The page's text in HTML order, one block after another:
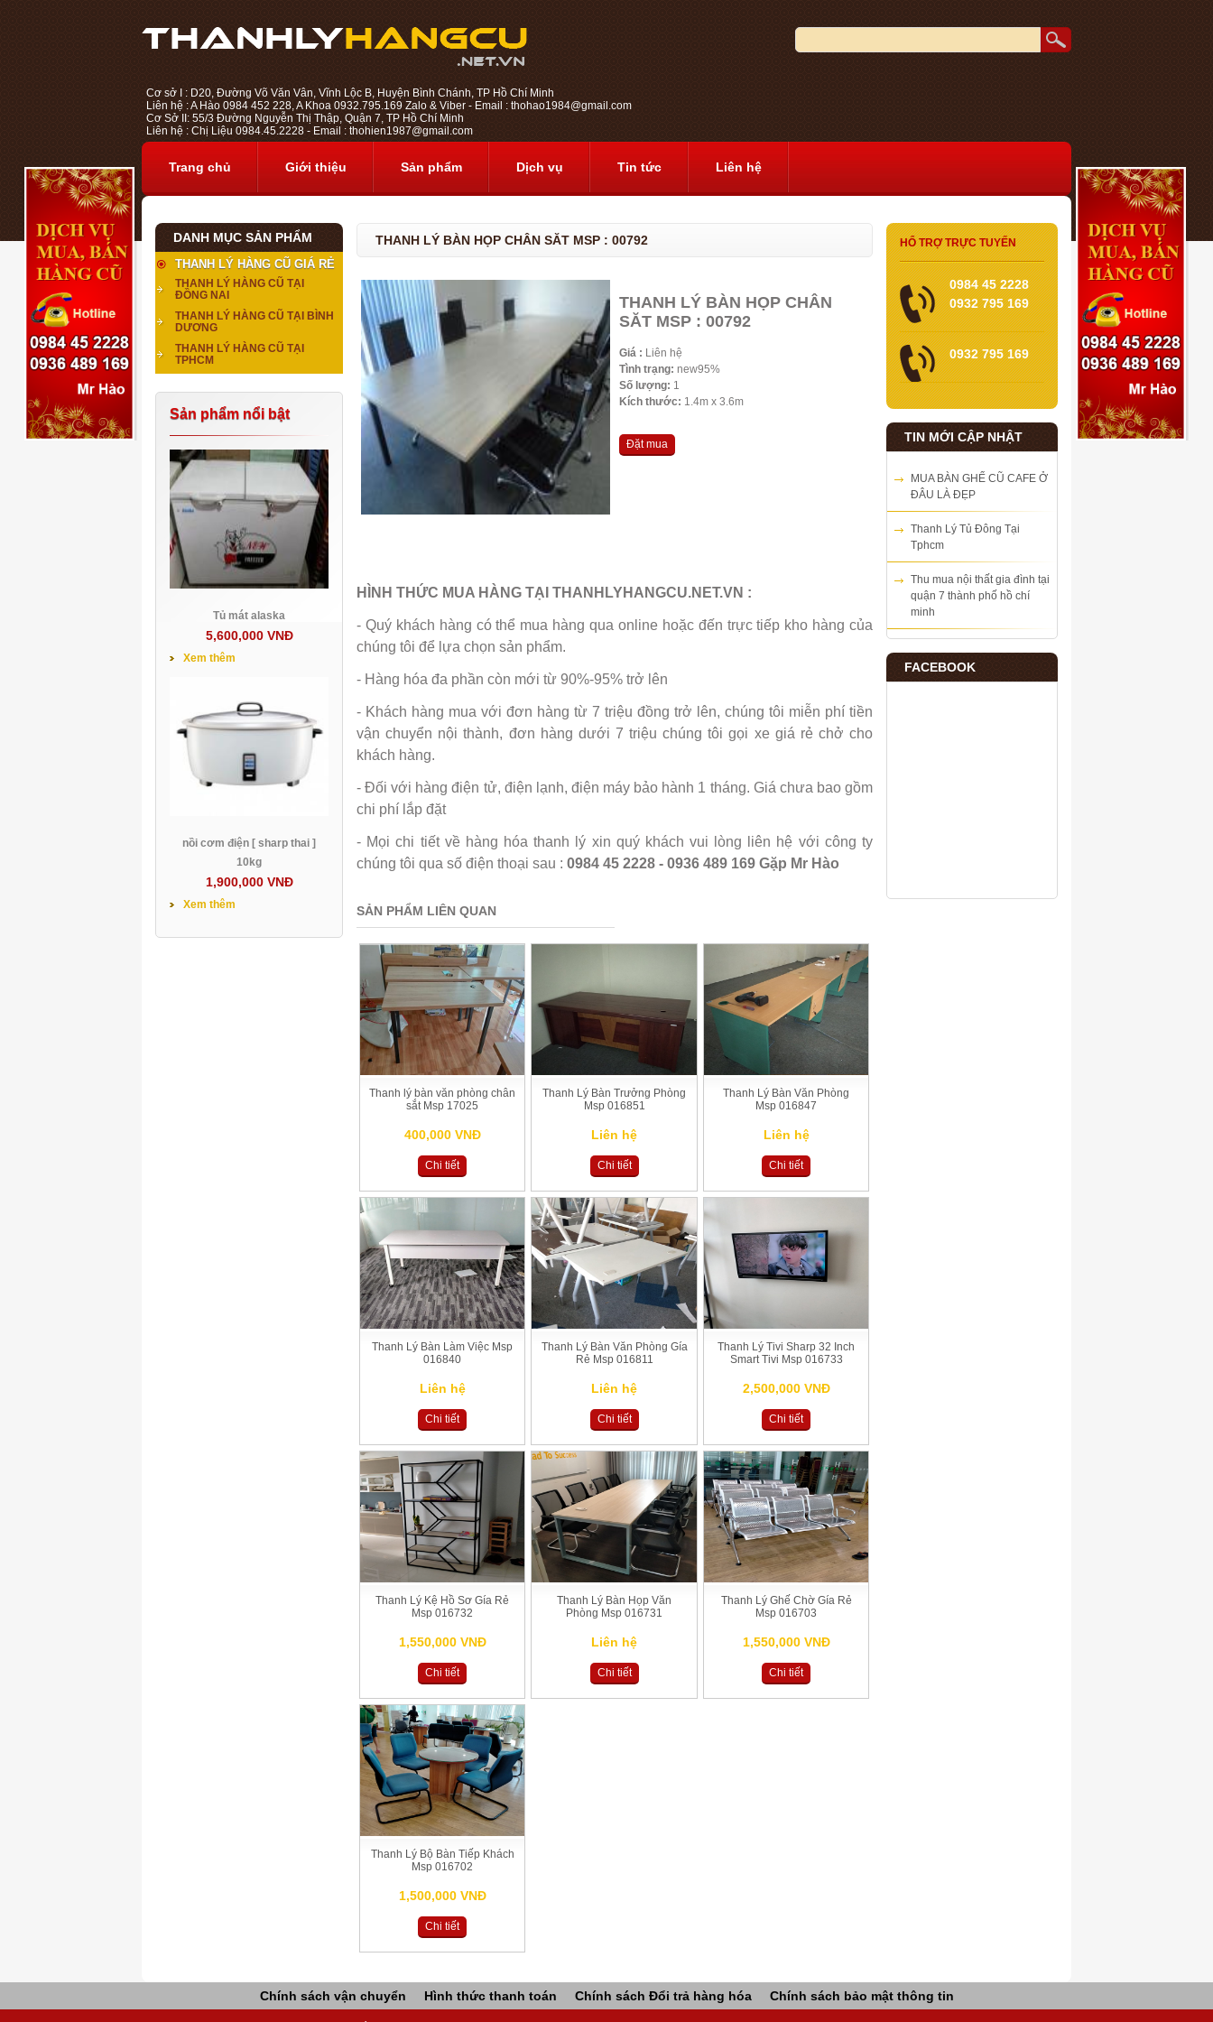
Cơ sở I : D20, Đường Võ Văn Vân, Vĩnh Lộc B, Huyện Bình Chánh, TP Hồ Chí Minh
Liên hệ : A Hào 0984 452 228, A Khoa 0932.795.169 Zalo & Viber - Email : thohao1984@gmail.com
Cơ Sở II: 55/3 Đường Nguyễn Thị Thập, Quận 7, TP Hồ Chí Minh
Liên hệ : Chị Liệu 0984.45.2228 - Email : thohien1987@gmail.com
Trang chủ Giới thiệu Sản phẩm Dịch vụ Tin tức Liên hệ
DANH MỤC SẢN PHẨM
THANH LÝ HÀNG CŨ GIÁ RẺ
THANH LÝ HÀNG CŨ TẠI
ĐỒNG NAI
THANH LÝ HÀNG CŨ TẠI BÌNH
DƯƠNG
THANH LÝ HÀNG CŨ TẠI
TPHCM
Sản phẩm nổi bật
Tủ mát alaska
5,600,000 VNĐ
Xem thêm
nồi cơm điện [ sharp thai ]
10kg
1,900,000 VNĐ
Xem thêm
THANH LÝ BÀN HỌP CHÂN SĂT MSP : 00792
THANH LÝ BÀN HỌP CHÂN
SĂT MSP : 00792
Giá : Liên hệ
Tình trạng: new95%
Số lượng: 1
Kích thước: 1.4m x 3.6m
Đặt mua
HÌNH THỨC MUA HÀNG TẠI THANHLYHANGCU.NET.VN :
- Quý khách hàng có thể mua hàng qua online hoặc đến trực tiếp kho hàng của
chúng tôi để lựa chọn sản phẩm.
- Hàng hóa đa phần còn mới từ 90%-95% trở lên
- Khách hàng mua với đơn hàng từ 7 triệu đồng trở lên, chúng tôi miễn phí tiền
vận chuyển nội thành, đơn hàng dưới 7 triệu chúng tôi gọi xe giá rẻ chở cho
khách hàng.
- Đối với hàng điện tử, điện lạnh, điện máy bảo hành 1 tháng. Giá chưa bao gồm
chi phí lắp đặt
- Mọi chi tiết về hàng hóa thanh lý xin quý khách vui lòng liên hệ với công ty
chúng tôi qua số điện thoại sau : 0984 45 2228 - 0936 489 169 Gặp Mr Hào
SẢN PHẨM LIÊN QUAN
Thanh lý bàn văn phòng chân
sắt Msp 17025
400,000 VNĐ
Chi tiết
Thanh Lý Bàn Trưởng Phòng
Msp 016851
Liên hệ
Chi tiết
Thanh Lý Bàn Văn Phòng
Msp 016847
Liên hệ
Chi tiết
Thanh Lý Bàn Làm Việc Msp
016840
Liên hệ
Chi tiết
Thanh Lý Bàn Văn Phòng Gía
Rẻ Msp 016811
Liên hệ
Chi tiết
Thanh Lý Tivi Sharp 32 Inch
Smart Tivi Msp 016733
2,500,000 VNĐ
Chi tiết
Thanh Lý Kệ Hồ Sơ Gía Rẻ
Msp 016732
1,550,000 VNĐ
Chi tiết
Thanh Lý Bàn Họp Văn
Phòng Msp 016731
Liên hệ
Chi tiết
Thanh Lý Ghế Chờ Gía Rẻ
Msp 016703
1,550,000 VNĐ
Chi tiết
Thanh Lý Bộ Bàn Tiếp Khách
Msp 016702
1,500,000 VNĐ
Chi tiết
HỔ TRỢ TRỰC TUYẾN
0984 45 2228
0932 795 169
0932 795 169
TIN MỚI CẬP NHẬT
MUA BÀN GHẾ CŨ CAFE Ở
ĐÂU LÀ ĐẸP
Thanh Lý Tủ Đông Tại
Tphcm
Thu mua nội thất gia đình tại
quận 7 thành phố hồ chí
minh
FACEBOOK
Chính sách vận chuyển Hình thức thanh toán Chính sách Đổi trả hàng hóa Chính sách bảo mật thông tin